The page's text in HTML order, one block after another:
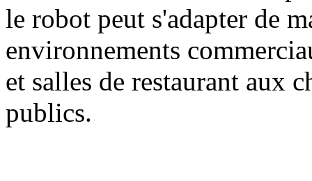
le robot peut s'adapter de
environnements
et salles de restaurant aux
publics.